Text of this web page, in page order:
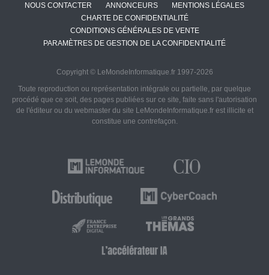
NOUS CONTACTER ANNONCEURS
MENTIONS LÉGALES
CHARTE DE CONFIDENTIALITÉ
CONDITIONS GÉNÉRALES DE VENTE
PARAMÈTRES DE GESTION DE LA CONFIDENTIALITÉ
Copyright © LeMondeInformatique.fr 1997-2026
Toute reproduction ou représentation intégrale ou partielle, par quelque
procédé que ce soit, des pages publiées sur ce site, faite sans l'autorisation
de l'éditeur ou du webmaster du site LeMondeInformatique.fr est illicite et
constitue une contrefaçon.